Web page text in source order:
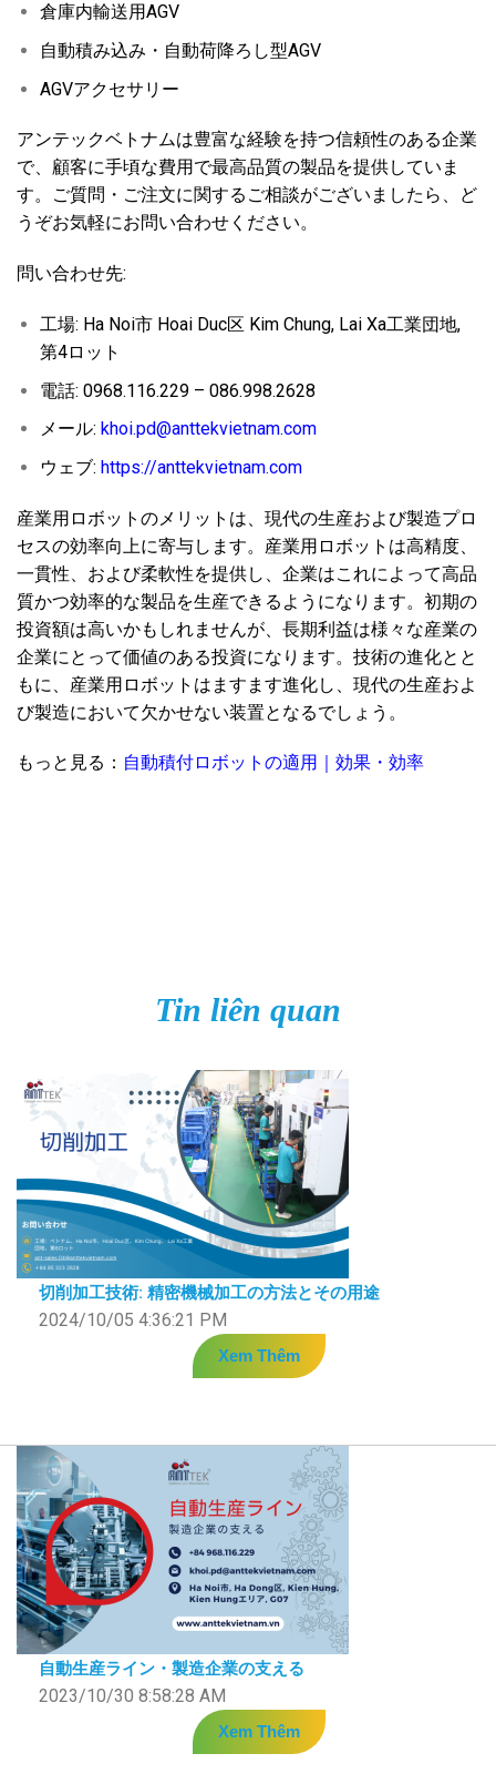
倉庫内輸送用AGV
自動積み込み・自動荷降ろし型AGV
AGVアクセサリー
アンテックベトナムは豊富な経験を持つ信頼性のある企業
で、顧客に手頃な費用で最高品質の製品を提供していま
す。ご質問・ご注文に関するご相談がございましたら、ど
うぞお気軽にお問い合わせください。
問い合わせ先:
工場: Ha Noi市 Hoai Duc区 Kim Chung, Lai Xa工業団地,
第4ロット
電話: 0968.116.229 – 086.998.2628
メール: khoi.pd@anttekvietnam.com
ウェブ: https://anttekvietnam.com
産業用ロボットのメリットは、現代の生産および製造プロ
セスの効率向上に寄与します。産業用ロボットは高精度、
一貫性、および柔軟性を提供し、企業はこれによって高品
質かつ効率的な製品を生産できるようになります。初期の
投資額は高いかもしれませんが、長期利益は様々な産業の
企業にとって価値のある投資になります。技術の進化とと
もに、産業用ロボットはますます進化し、現代の生産およ
び製造において欠かせない装置となるでしょう。
もっと見る： 自動積付ロボットの適用｜効果・効率
Tin liên quan
切削加工技術: 精密機械加工の方法とその用途
2024/10/05 4:36:21 PM
Xem Thêm
自動生産ライン・製造企業の支える
2023/10/30 8:58:28 AM
Xem Thêm